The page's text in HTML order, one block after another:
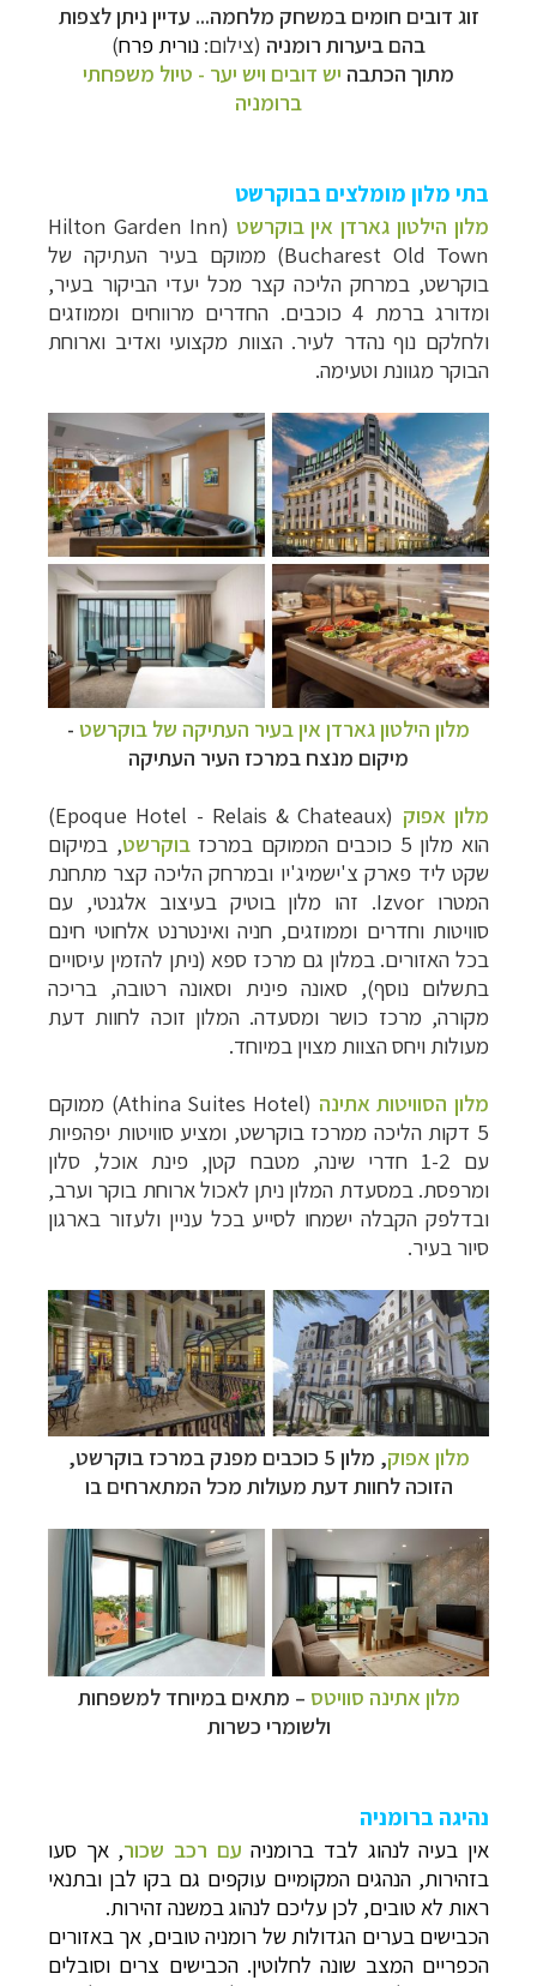
זוג דובים חומים במשחק מלחמה... עדיין ניתן לצפות
בהם ביערות רומניה (צילום: נורית פרח)
מתוך הכתבה יש דובים ויש יער - טיול משפחתי
ברומניה
בתי מלון מומלצים בבוקרשט
מלון הילטון גארדן אין בוקרשט (Hilton Garden Inn
Bucharest Old Town) ממוקם בעיר העתיקה של
בוקרשט, במרחק הליכה קצר מכל יעדי הביקור בעיר,
ומדורג ברמת 4 כוכבים. החדרים מרווחים וממוזגים
ולחלקם נוף נהדר לעיר. הצוות מקצועי ואדיב וארוחת
הבוקר מגוונת וטעימה.
מלון הילטון גארדן אין בעיר העתיקה של בוקרשט -
מיקום מנצח במרכז העיר העתיקה
מלון אפוק (
Epoque Hotel - Relais & Chateaux
)
הוא מלון 5 כוכבים הממוקם במרכז
בוקרשט, במיקום
שקט ליד פארק צ'ישמיג'יו ובמרחק הליכה קצר מתחנת
המטרו Izvor. זהו מלון בוטיק בעיצוב אלגנטי, עם
סוויטות וחדרים וממוזגים, חניה ואינטרנט אלחוטי חינם
בכל האזורים. במלון גם מרכז ספא (ניתן להזמין עיסויים
בתשלום נוסף), סאונה פינית וסאונה רטובה, בריכה
מקורה, מרכז כושר ומסעדה. המלון זוכה לחוות דעת
מעולות ויחס הצוות מצוין במיוחד.
מלון הסוויטות אתינה
(Athina Suites Hotel) ממוקם
5 דקות הליכה ממרכז בוקרשט, ומציע סוויטות יפהפיות
עם 1-2 חדרי שינה, מטבח קטן, פינת אוכל, סלון
ומרפסת. במסעדת המלון ניתן לאכול ארוחת בוקר וערב,
ובדלפק הקבלה ישמחו לסייע בכל עניין ולעזור בארגון
סיור בעיר.
מלון אפוק
, מלון 5 כוכבים מפנק במרכז בוקרשט,
הזוכה לחוות דעת מעולות מכל המתארחים בו
מלון אתינה סוויטס – מתאים במיוחד למשפחות
ולשומרי כשרות
נהיגה ברומניה
אין בעיה לנהוג לבד ברומניה עם רכב שכור, אך סעו
בזהירות, הנהגים המקומיים עוקפים גם בקו לבן ובתנאי
ראות לא טובים, לכן עליכם לנהוג במשנה זהירות.
הכבישים בערים הגדולות של רומניה טובים, אך באזורים
הכפריים המצב שונה לחלוטין. הכבישים צרים וסובלים